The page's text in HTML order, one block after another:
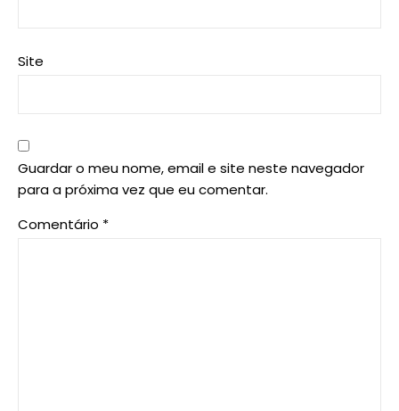
Site
Guardar o meu nome, email e site neste navegador
para a próxima vez que eu comentar.
Comentário *